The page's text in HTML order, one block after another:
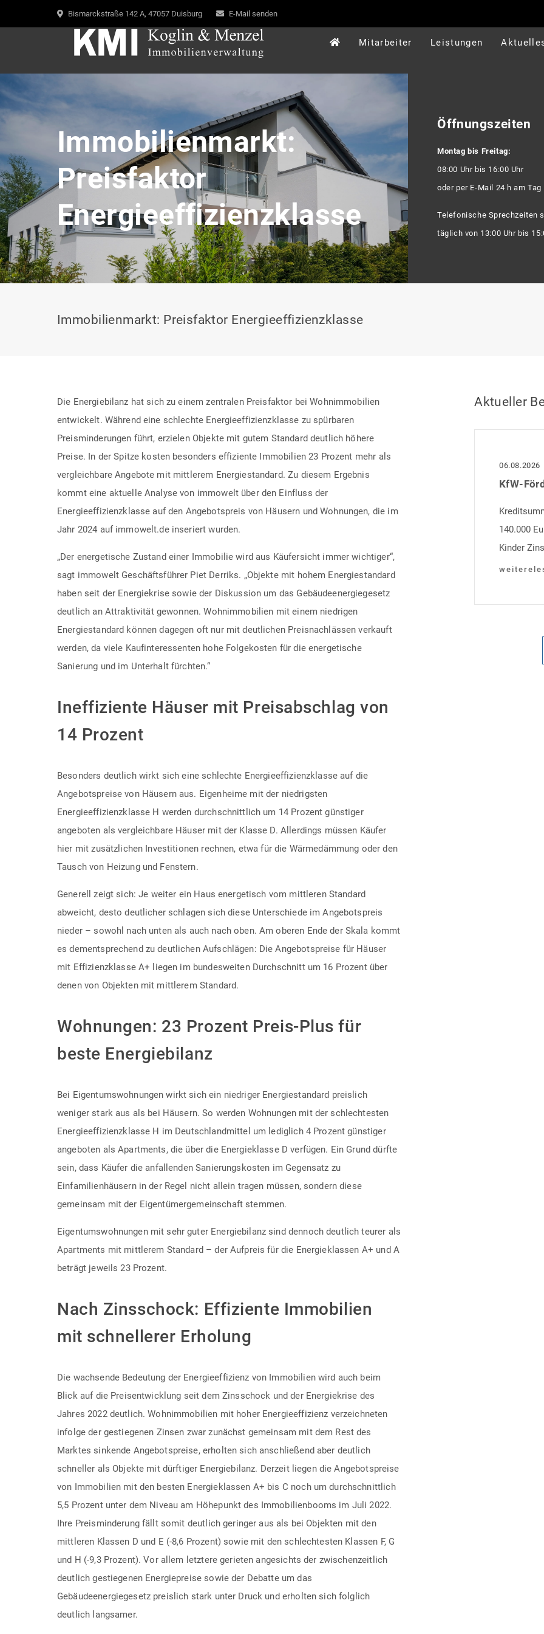
Bismarckstraße 142 A, 47057 Duisburg E-Mail senden
Mitarbeiter Leistungen
Immobilienmarkt:
Preisfaktor
Energieeffizienzklasse
Öffnungszeiten
Montag bis Freitag:
08:00 Uhr bis 16:00 Uhr
oder per E-Mail 24 h am Tag
Telefonische Sprechzeiten
täglich von 13:00 Uhr bis
Immobilienmarkt: Preisfaktor Energieeffizienzklasse
Die Energiebilanz hat sich zu einem zentralen Preisfaktor bei Wohnimmobilien
entwickelt. Während eine schlechte Energieeffizienzklasse zu spürbaren
Preisminderungen führt, erzielen Objekte mit gutem Standard deutlich höhere
Preise. In der Spitze kosten besonders effiziente Immobilien 23 Prozent mehr als
vergleichbare Angebote mit mittlerem Energiestandard. Zu diesem Ergebnis
kommt eine aktuelle Analyse von immowelt über den Einfluss der
Energieeffizienzklasse auf den Angebotspreis von Häusern und Wohnungen, die im
Jahr 2024 auf immowelt.de inseriert wurden.
„Der energetische Zustand einer Immobilie wird aus Käufersicht immer wichtiger“,
sagt immowelt Geschäftsführer Piet Derriks. „Objekte mit hohem Energiestandard
haben seit der Energiekrise sowie der Diskussion um das Gebäudeenergiegesetz
deutlich an Attraktivität gewonnen. Wohnimmobilien mit einem niedrigen
Energiestandard können dagegen oft nur mit deutlichen Preisnachlässen verkauft
werden, da viele Kaufinteressenten hohe Folgekosten für die energetische
Sanierung und im Unterhalt fürchten.“
Ineffiziente Häuser mit Preisabschlag von
14 Prozent
Besonders deutlich wirkt sich eine schlechte Energieeffizienzklasse auf die
Angebotspreise von Häusern aus. Eigenheime mit der niedrigsten
Energieeffizienzklasse H werden durchschnittlich um 14 Prozent günstiger
angeboten als vergleichbare Häuser mit der Klasse D. Allerdings müssen Käufer
hier mit zusätzlichen Investitionen rechnen, etwa für die Wärmedämmung oder den
Tausch von Heizung und Fenstern.
Generell zeigt sich: Je weiter ein Haus energetisch vom mittleren Standard
abweicht, desto deutlicher schlagen sich diese Unterschiede im Angebotspreis
nieder – sowohl nach unten als auch nach oben. Am oberen Ende der Skala kommt
es dementsprechend zu deutlichen Aufschlägen: Die Angebotspreise für Häuser
mit Effizienzklasse A+ liegen im bundesweiten Durchschnitt um 16 Prozent über
denen von Objekten mit mittlerem Standard.
Wohnungen: 23 Prozent Preis-Plus für
beste Energiebilanz
Bei Eigentumswohnungen wirkt sich ein niedriger Energiestandard preislich
weniger stark aus als bei Häusern. So werden Wohnungen mit der schlechtesten
Energieeffizienzklasse H im Deutschlandmittel um lediglich 4 Prozent günstiger
angeboten als Apartments, die über die Energieklasse D verfügen. Ein Grund dürfte
sein, dass Käufer die anfallenden Sanierungskosten im Gegensatz zu
Einfamilienhäusern in der Regel nicht allein tragen müssen, sondern diese
gemeinsam mit der Eigentümergemeinschaft stemmen.
Eigentumswohnungen mit sehr guter Energiebilanz sind dennoch deutlich teurer als
Apartments mit mittlerem Standard – der Aufpreis für die Energieklassen A+ und A
beträgt jeweils 23 Prozent.
Nach Zinsschock: Effiziente Immobilien
mit schnellerer Erholung
Die wachsende Bedeutung der Energieeffizienz von Immobilien wird auch beim
Blick auf die Preisentwicklung seit dem Zinsschock und der Energiekrise des
Jahres 2022 deutlich. Wohnimmobilien mit hoher Energieeffizienz verzeichneten
infolge der gestiegenen Zinsen zwar zunächst gemeinsam mit dem Rest des
Marktes sinkende Angebotspreise, erholten sich anschließend aber deutlich
schneller als Objekte mit dürftiger Energiebilanz. Derzeit liegen die Angebotspreise
von Immobilien mit den besten Energieklassen A+ bis C noch um durchschnittlich
5,5 Prozent unter dem Niveau am Höhepunkt des Immobilienbooms im Juli 2022.
Ihre Preisminderung fällt somit deutlich geringer aus als bei Objekten mit den
mittleren Klassen D und E (-8,6 Prozent) sowie mit den schlechtesten Klassen F, G
und H (-9,3 Prozent). Vor allem letztere gerieten angesichts der zwischenzeitlich
deutlich gestiegenen Energiepreise sowie der Debatte um das
Gebäudeenergiegesetz preislich stark unter Druck und erholten sich folglich
deutlich langsamer.
Aktueller
06.08.2026
140.000
Kinder
Heutiger